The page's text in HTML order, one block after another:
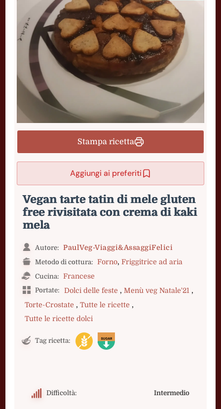
Stampa ricetta
Aggiungi ai preferiti
Vegan tarte tatin di mele gluten
free rivisitata con crema di kaki
mela
Autore: PaulVeg-Viaggi&AssaggiFelici
Metodo di cottura: Forno, Friggitrice ad aria
Cucina: Francese
Portate: Dolci delle feste , Menù veg Natale'21 ,
Torte-Crostate , Tutte le ricette ,
Tutte le ricette dolci
Tag ricetta:
Difficoltà: Intermedio